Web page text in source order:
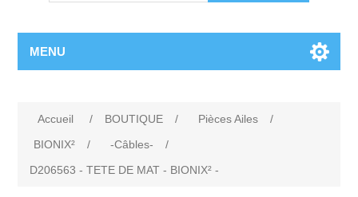
MENU
Accueil / BOUTIQUE / Pièces Ailes
/
BIONIX²
/ -Câbles-
/
D206563 - TETE DE MAT - BIONIX² -